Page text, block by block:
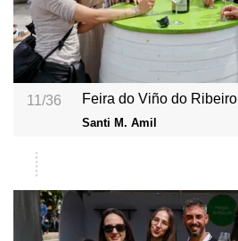
11/36 Feira do Viño do Ribeiro
Santi M. Amil